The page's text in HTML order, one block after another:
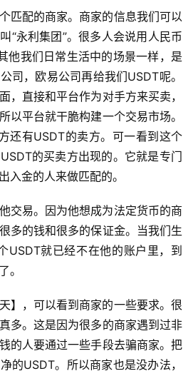
匹配的商家。商家的信息我们可以
“永利集团”。很多人会说用人民币
他我们日常生活中的场景一样，是
司，欧易公司再给我们USDT呢。
，直接和平台作为对手方来买卖，
以平台就干脆构建一个交易市场。
还有USDT的卖方。可一看到这个
的买卖方出现的。它就是专门
入金的人来做匹配的。
交易。因为他想成为法定货币的商
多的钱和很多的保证金。当我们生
USDT就已经不在他的账户里，到
。
】，可以看到商家的一些要求。很
多。这是因为很多的商家遇到过非
的人要通过一些手段去骗商家。把
的USDT。所以商家也是没办法，